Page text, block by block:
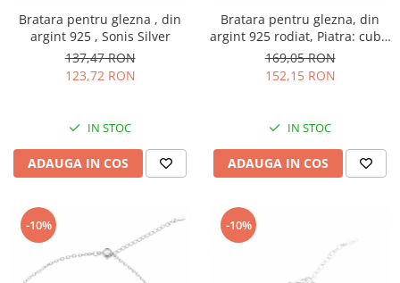
Bratara pentru glezna , din
argint 925 , Sonis Silver
137,47 RON
123,72 RON
IN STOC
ADAUGA IN COS
Bratara pentru glezna, din
argint 925 rodiat, Piatra: cubic
zirconia, Culoare:
transparenta, Sonis Silver
169,05 RON
152,15 RON
IN STOC
ADAUGA IN COS
-10% -10%